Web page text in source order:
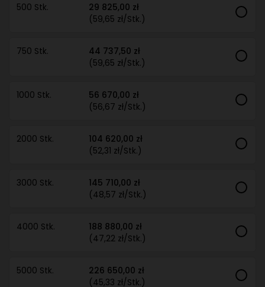
500 Stk.
29 825,00 zł
(59,65 zł/Stk.)
750 Stk.
44 737,50 zł
(59,65 zł/Stk.)
1000 Stk.
56 670,00 zł
(56,67 zł/Stk.)
2000 Stk.
104 620,00 zł
(52,31 zł/Stk.)
3000 Stk.
145 710,00 zł
(48,57 zł/Stk.)
4000 Stk.
188 880,00 zł
(47,22 zł/Stk.)
5000 Stk.
226 650,00 zł
(45,33 zł/Stk.)